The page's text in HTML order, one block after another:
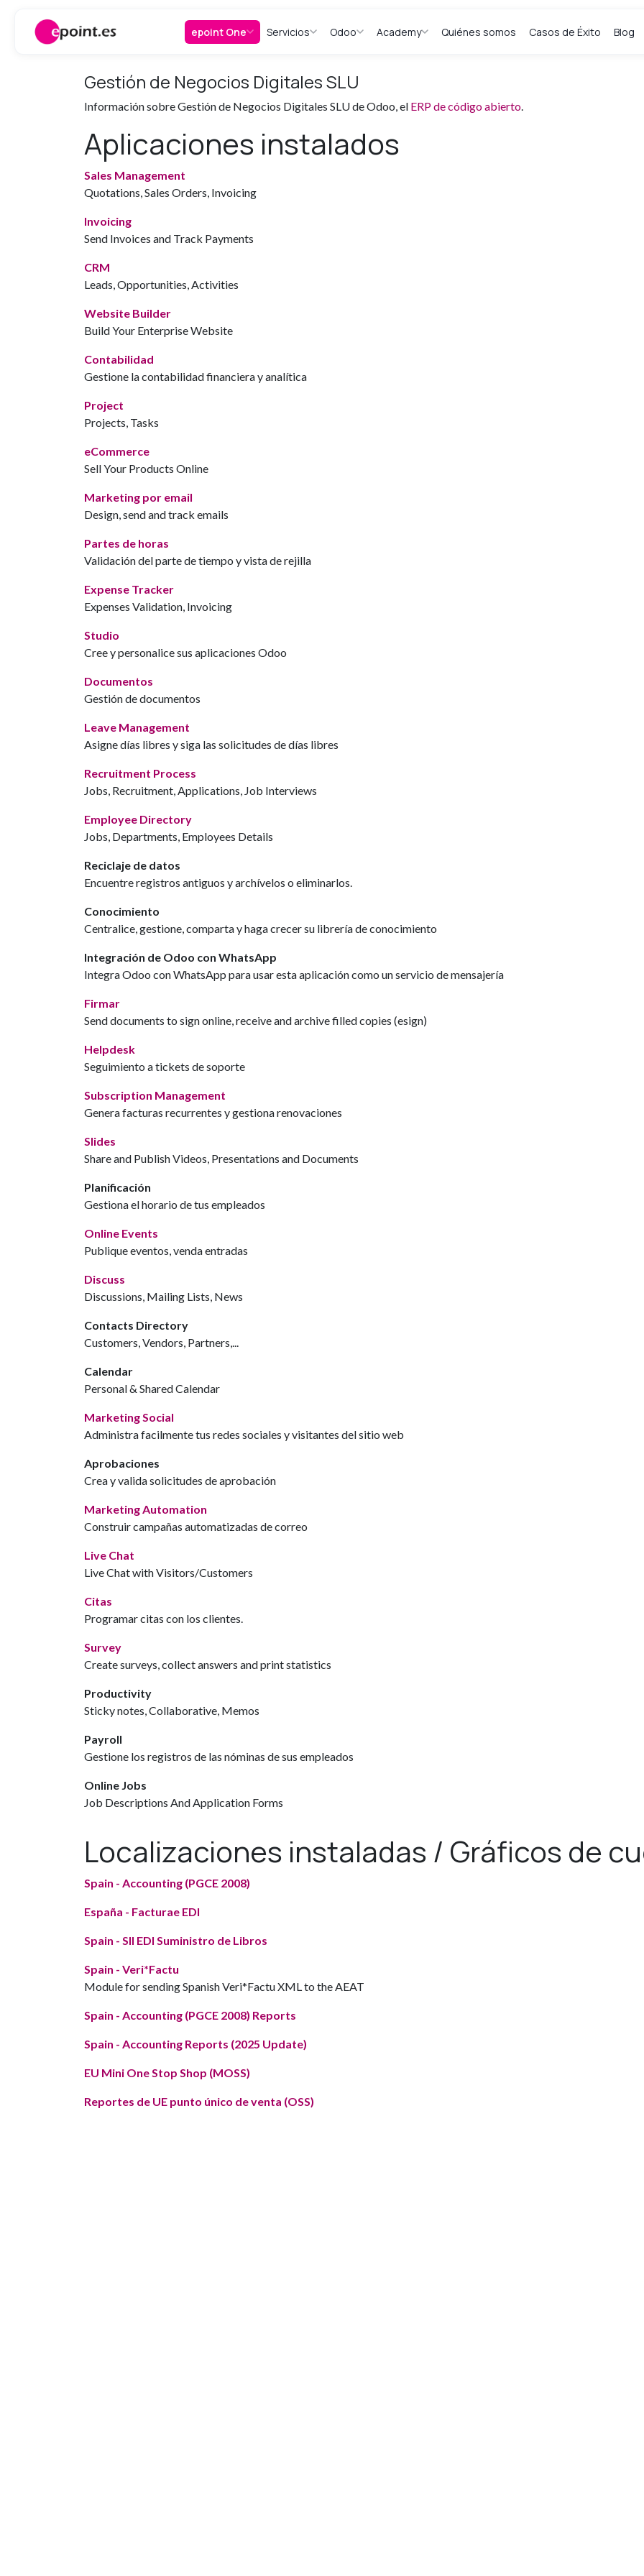
epoint One Servicios Odoo Academy Quiénes somos Casos de Éxito Blog
Gestión de Negocios Digitales SLU
Información sobre Gestión de Negocios Digitales SLU de Odoo, el ERP de código abierto.
Aplicaciones instalados
Sales Management
Quotations, Sales Orders, Invoicing
Invoicing
Send Invoices and Track Payments
CRM
Leads, Opportunities, Activities
Website Builder
Build Your Enterprise Website
Contabilidad
Gestione la contabilidad financiera y analítica
Project
Projects, Tasks
eCommerce
Sell Your Products Online
Marketing por email
Design, send and track emails
Partes de horas
Validación del parte de tiempo y vista de rejilla
Expense Tracker
Expenses Validation, Invoicing
Studio
Cree y personalice sus aplicaciones Odoo
Documentos
Gestión de documentos
Leave Management
Asigne días libres y siga las solicitudes de días libres
Recruitment Process
Jobs, Recruitment, Applications, Job Interviews
Employee Directory
Jobs, Departments, Employees Details
Reciclaje de datos
Encuentre registros antiguos y archívelos o eliminarlos.
Conocimiento
Centralice, gestione, comparta y haga crecer su librería de conocimiento
Integración de Odoo con WhatsApp
Integra Odoo con WhatsApp para usar esta aplicación como un servicio de mensajería
Firmar
Send documents to sign online, receive and archive filled copies (esign)
Helpdesk
Seguimiento a tickets de soporte
Subscription Management
Genera facturas recurrentes y gestiona renovaciones
Slides
Share and Publish Videos, Presentations and Documents
Planificación
Gestiona el horario de tus empleados
Online Events
Publique eventos, venda entradas
Discuss
Discussions, Mailing Lists, News
Contacts Directory
Customers, Vendors, Partners,...
Calendar
Personal & Shared Calendar
Marketing Social
Administra facilmente tus redes sociales y visitantes del sitio web
Aprobaciones
Crea y valida solicitudes de aprobación
Marketing Automation
Construir campañas automatizadas de correo
Live Chat
Live Chat with Visitors/Customers
Citas
Programar citas con los clientes.
Survey
Create surveys, collect answers and print statistics
Productivity
Sticky notes, Collaborative, Memos
Payroll
Gestione los registros de las nóminas de sus empleados
Online Jobs
Job Descriptions And Application Forms
Localizaciones instaladas / Gráficos de
Spain - Accounting (PGCE 2008)
España - Facturae EDI
Spain - SII EDI Suministro de Libros
Spain - Veri*Factu
Module for sending Spanish Veri*Factu XML to the AEAT
Spain - Accounting (PGCE 2008) Reports
Spain - Accounting Reports (2025 Update)
EU Mini One Stop Shop (MOSS)
Reportes de UE punto único de venta (OSS)